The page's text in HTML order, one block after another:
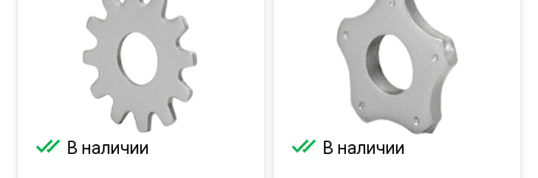
В наличии В наличии